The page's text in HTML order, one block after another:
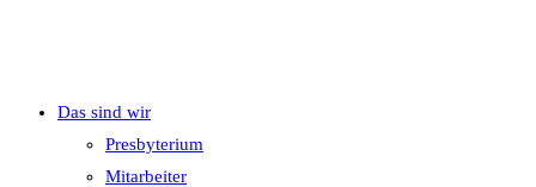
umschalten
Das sind wir
Presbyterium
Mitarbeiter